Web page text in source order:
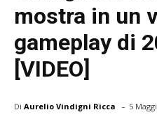
mostra in un
gameplay di
[VIDEO]
Di Aurelio Vindigni Ricca - 5